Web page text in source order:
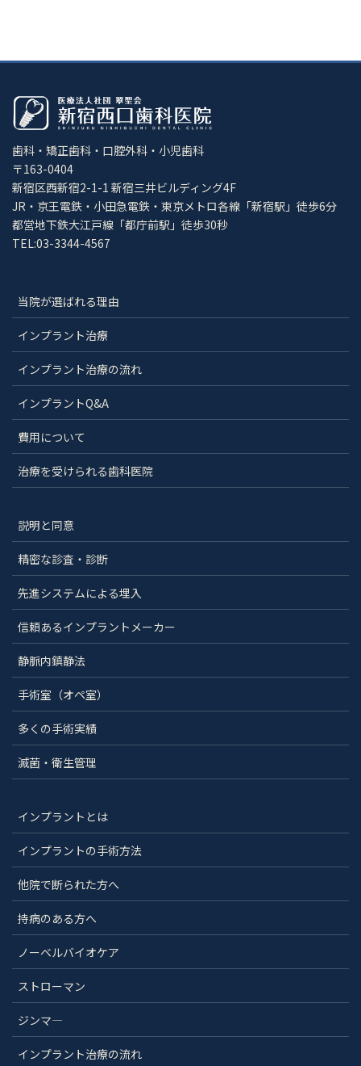
歯科・矯正歯科・口腔外科・小児歯科
〒163-0404
新宿区西新宿2-1-1 新宿三井ビルディング4F
JR・京王電鉄・小田急電鉄・東京メトロ各線「新宿駅」徒歩6分
都営地下鉄大江戸線「都庁前駅」徒歩30秒
TEL:03-3344-4567
当院が選ばれる理由
インプラント治療
インプラント治療の流れ
インプラントQ&A
費用について
治療を受けられる歯科医院
説明と同意
精密な診査・診断
先進システムによる埋入
信頼あるインプラントメーカー
静脈内鎮静法
手術室（オペ室）
多くの手術実績
滅菌・衛生管理
インプラントとは
インプラントの手術方法
他院で断られた方へ
持病のある方へ
ノーベルバイオケア
ストローマン
ジンマ―
インプラント治療の流れ